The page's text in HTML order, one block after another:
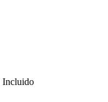
Incluido